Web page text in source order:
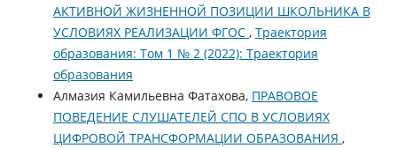
АКТИВНОЙ ЖИЗНЕННОЙ ПОЗИЦИИ ШКОЛЬНИКА В
УСЛОВИЯХ РЕАЛИЗАЦИИ ФГОС , Траектория
образования: Том 1 № 2 (2022): Траектория
образования
Алмазия Камильевна Фатахова, ПРАВОВОЕ
ПОВЕДЕНИЕ СЛУШАТЕЛЕЙ СПО В УСЛОВИЯХ
ЦИФРОВОЙ ТРАНСФОРМАЦИИ ОБРАЗОВАНИЯ ,